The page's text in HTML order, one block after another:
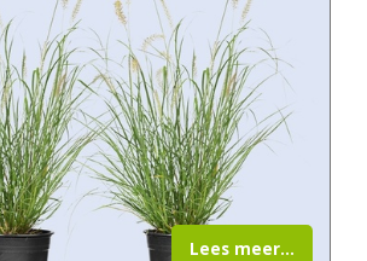
Lees meer...